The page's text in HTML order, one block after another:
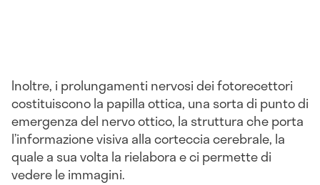
Inoltre, i prolungamenti nervosi dei fotorecettori
costituiscono la papilla ottica, una sorta di punto di
emergenza del nervo ottico, la struttura che porta
l’informazione visiva alla corteccia cerebrale, la
quale a sua volta la rielabora e ci permette di
vedere le immagini.